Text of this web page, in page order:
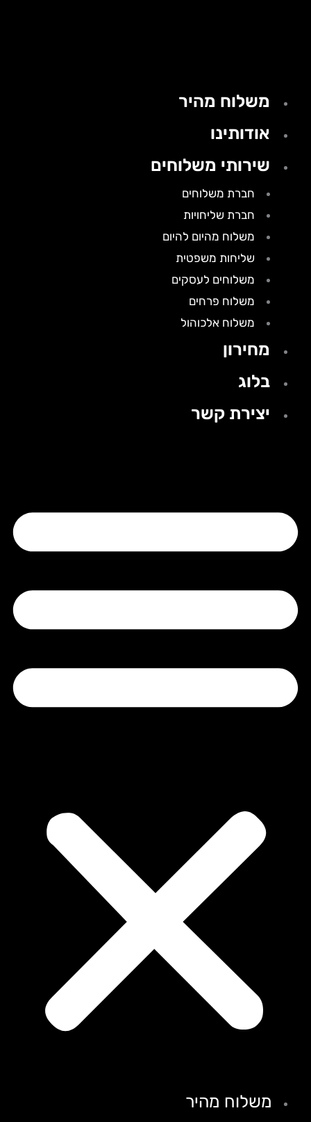
משלוח מהיר
אודותינו
שירותי משלוחים
חברת משלוחים
חברת שליחויות
משלוח מהיום להיום
שליחות משפטית
משלוחים לעסקים
משלוח פרחים
משלוח אלכוהול
מחירון
בלוג
יצירת קשר
משלוח מהיר